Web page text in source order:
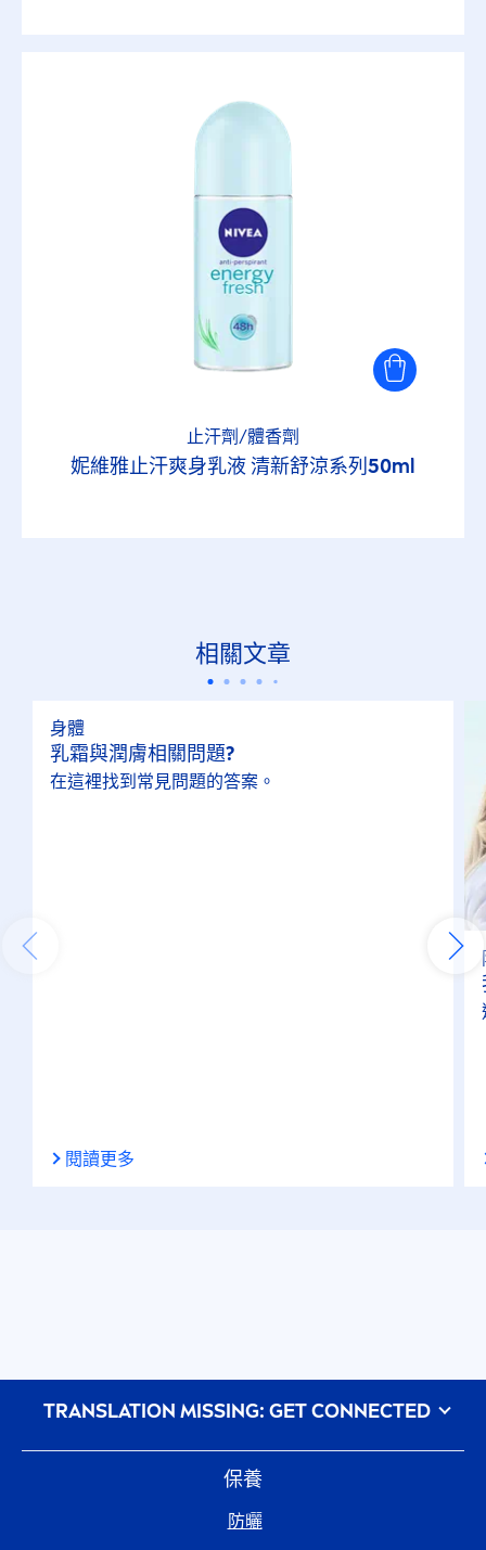
止汗劑/體香劑
妮維雅止汗爽身乳液 清新舒涼系列50ml
相關文章
身體
乳霜與潤膚相關問題?
在這裡找到常見問題的答案。
閱讀更多
保養
防曬
᠎TRANSLATION MISSING: GET CONNECTED